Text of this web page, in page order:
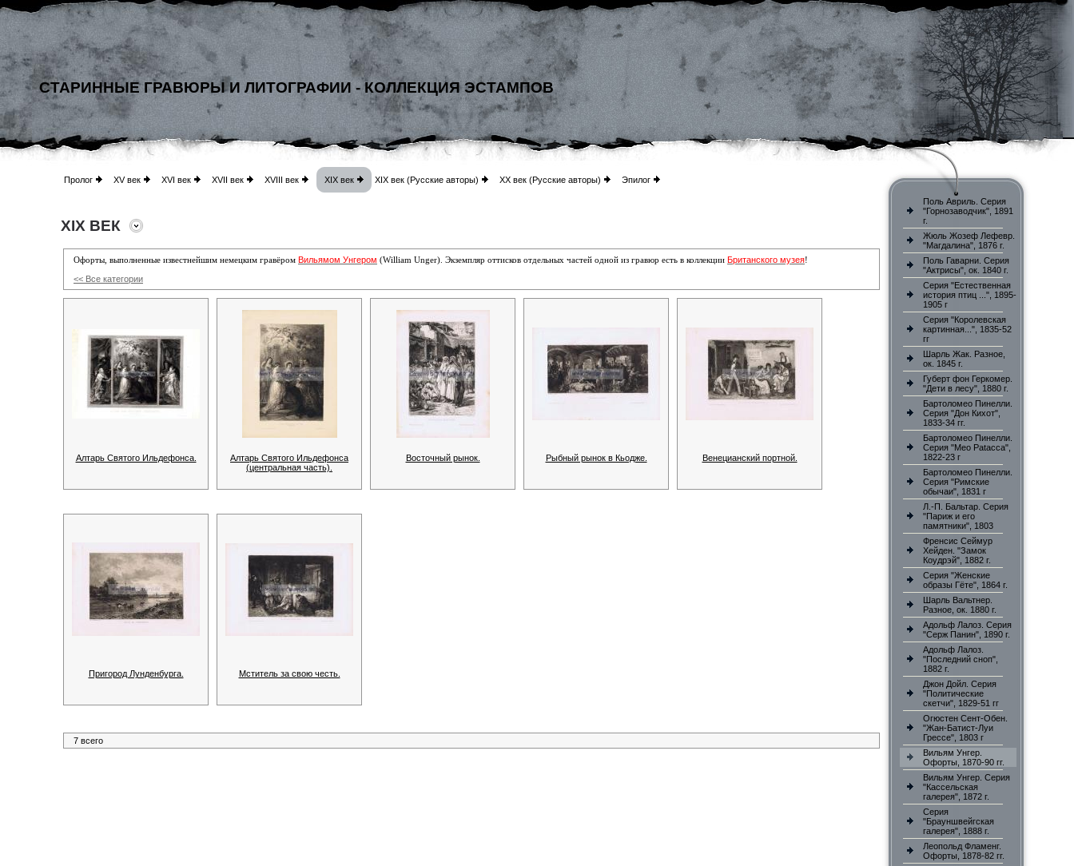
СТАРИННЫЕ ГРАВЮРЫ И ЛИТОГРАФИИ - КОЛЛЕКЦИЯ ЭСТАМПОВ
Пролог XV век XVI век XVII век XVIII век XIX век XIX век (Русские авторы) XX век (Русские авторы) Эпилог
XIX ВЕК
Офорты, выполненные известнейшим немецким гравёром Вильямом Унгером (William Unger) . Экземпляр оттисков отдельных частей одной из гравюр есть в коллекции Британского музея!
<< Все категории
Алтарь Святого Ильдефонса.
Алтарь Святого Ильдефонса
(центральная часть).
Восточный рынок. Рыбный рынок в Кьодже. Венецианский портной.
Пригород Лунденбурга. Мститель за свою честь.
7 всего
Поль Авриль. Серия
"Горнозаводчик", 1891
г.
Жюль Жозеф Лефевр.
"Магдалина", 1876 г.
Поль Гаварни. Серия
"Актрисы", ок. 1840 г.
Серия "Естественная
история птиц ...", 1895-
1905 г
Серия "Королевская
картинная...", 1835-52
гг
Шарль Жак. Разное,
ок. 1845 г.
Губерт фон Геркомер.
"Дети в лесу", 1880 г.
Бартоломео Пинелли.
Серия "Дон Кихот",
1833-34 гг.
Бартоломео Пинелли.
Серия "Meo Patacca",
1822-23 г
Бартоломео Пинелли.
Серия "Римские
обычаи", 1831 г
Л.-П. Бальтар. Серия
"Париж и его
памятники", 1803
Френсис Сеймур
Хейден. "Замок
Коудрэй", 1882 г.
Серия "Женские
образы Гёте", 1864 г.
Шарль Вальтнер.
Разное, ок. 1880 г.
Адольф Лалоз. Серия
"Серж Панин", 1890 г.
Адольф Лалоз.
"Последний сноп",
1882 г.
Джон Дойл. Серия
"Политические
скетчи", 1829-51 гг
Огюстен Сент-Обен.
"Жан-Батист-Луи
Грессе", 1803 г
Вильям Унгер.
Офорты, 1870-90 гг.
Вильям Унгер. Серия
"Кассельская
галерея", 1872 г.
Серия
"Брауншвейгская
галерея", 1888 г.
Леопольд Фламенг.
Офорты, 1878-82 гг.